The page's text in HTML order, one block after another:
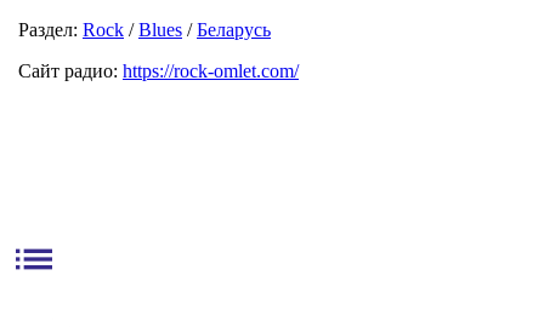
Раздел: Rock /Blues /Беларусь
Сайт радио: https://rock-omlet.com/
list